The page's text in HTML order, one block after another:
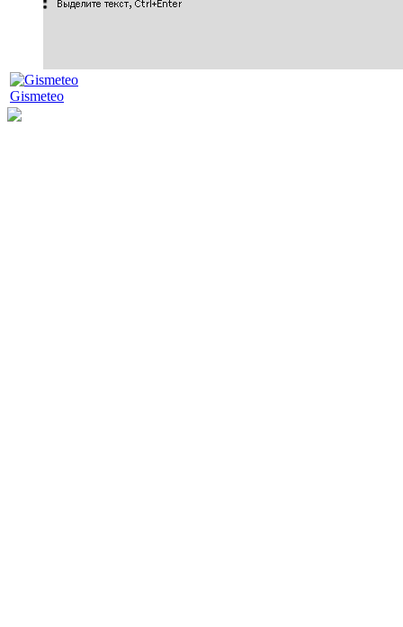
Gismeteo